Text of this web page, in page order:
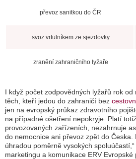
převoz sanitkou do ČR
svoz vrtulníkem ze sjezdovky
zranění zahraničního lyžaře
I když počet zodpovědných lyžařů rok
těch, kteří jedou do zahraničí bez
jen na evropský průkaz zdravotního
na případné ošetření nepokryje. Platí
provozovaných zařízeních, nezahrnuje
do nemocnice ani převoz zpět do
úhradou poměrně vysokých spoluúčastí,
marketingu a komunikace ERV Evropské